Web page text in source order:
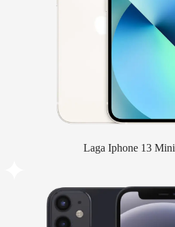
Laga Iphone 13 Mini